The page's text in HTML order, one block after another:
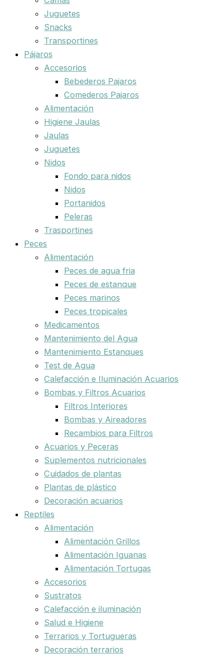
Juguetes
Snacks
Transportines
Pájaros
Accesorios
Bebederos Pajaros
Comederos Pajaros
Alimentación
Higiene Jaulas
Jaulas
Juguetes
Nidos
Fondo para nidos
Nidos
Portanidos
Peleras
Trasportines
Peces
Alimentación
Peces de agua fria
Peces de estanque
Peces marinos
Peces tropicales
Medicamentos
Mantenimiento del Agua
Mantenimiento Estanques
Test de Agua
Calefacción e Iluminación Acuarios
Bombas y Filtros Acuarios
Filtros Interiores
Bombas y Aireadores
Recambios para Filtros
Acuarios y Peceras
Suplementos nutricionales
Cuidados de plantas
Plantas de plástico
Decoración acuarios
Reptiles
Alimentación
Alimentación Grillos
Alimentación Iguanas
Alimentación Tortugas
Accesorios
Sustratos
Calefacción e iluminación
Salud e Higiene
Terrarios y Tortugueras
Decoración terrarios